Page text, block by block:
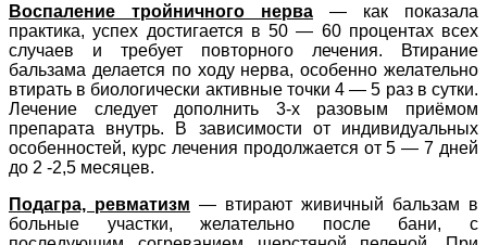
Воспаление тройничного нерва
— как показала
практика, успех достигается в 50 — 60 процентах всех
случаев и требует повторного лечения. Втирание
бальзама делается по ходу нерва, особенно желательно
втирать в биологически активные точки 4 — 5 раз в сутки.
Лечение следует дополнить 3-х разовым приёмом
препарата внутрь. В зависимости от индивидуальных
особенностей, курс лечения продолжается от 5 — 7 дней
до 2 -2,5 месяцев.
Подагра, ревматизм — втирают живичный бальзам в
больные участки, желательно после бани, с